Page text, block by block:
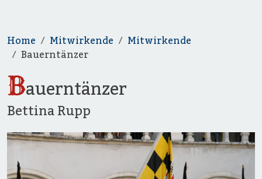
Home Mitwirkende
Mitwirkende
Bauerntänzer
Bauerntänzer
Bettina Rupp